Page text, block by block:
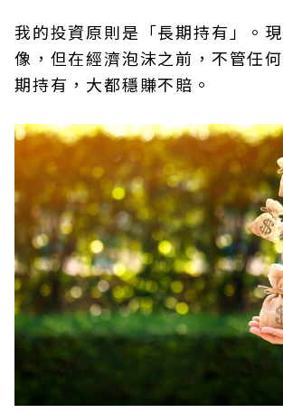
我的投資原則是「長期持有」。
像，但在經濟泡沫之前，不管任
期持有，大都穩賺不賠。